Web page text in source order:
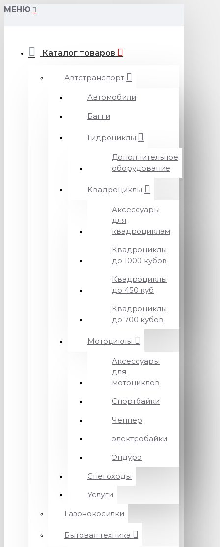
МЕНЮ
Каталог товаров
Автотранспорт
Автомобили
Багги
Гидроциклы
Дополнительное
оборудование
Квадроциклы
Аксессуары
для
квадроциклам
Квадроциклы
до 1000 кубов
Квадроциклы
до 450 куб
Квадроциклы
до 700 кубов
Мотоциклы
Аксессуары
для
мотоциклов
Спортбайки
Чеппер
электробайки
Эндуро
Снегоходы
Услуги
Газонокосилки
Бытовая техника